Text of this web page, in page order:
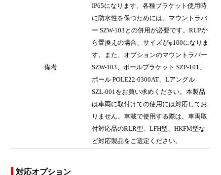
備考
IP65になります。各種ブラケット使用時
に防水性を保つためには、マウントラバ
ー SZW-103との併用が必要です。RUPか
ら置換えの場合、サイズがφ100になりま
す。また、オプションのマウントラバー
SZW-103、ポールブラケット SZP-101、
ポール POLE22-0300AT、Lアングル
SZL-001をお買い求めください。本製品
は車両に取付けての使用には対応してお
りません。車載で使用する際は、車両取
付対応品のRLR型、LFH型、HKFM型な
ど対応製品をご選定ください。
対応オプション